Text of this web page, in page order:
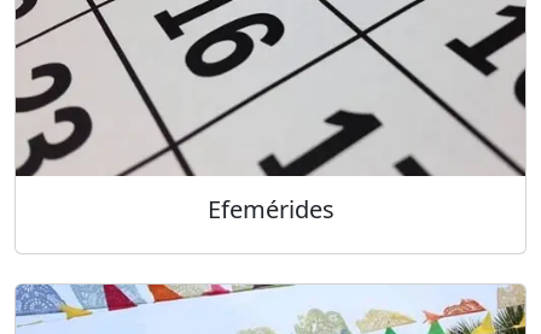
Efemérides